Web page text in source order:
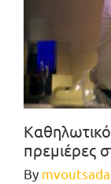
πρεμιέρες
By